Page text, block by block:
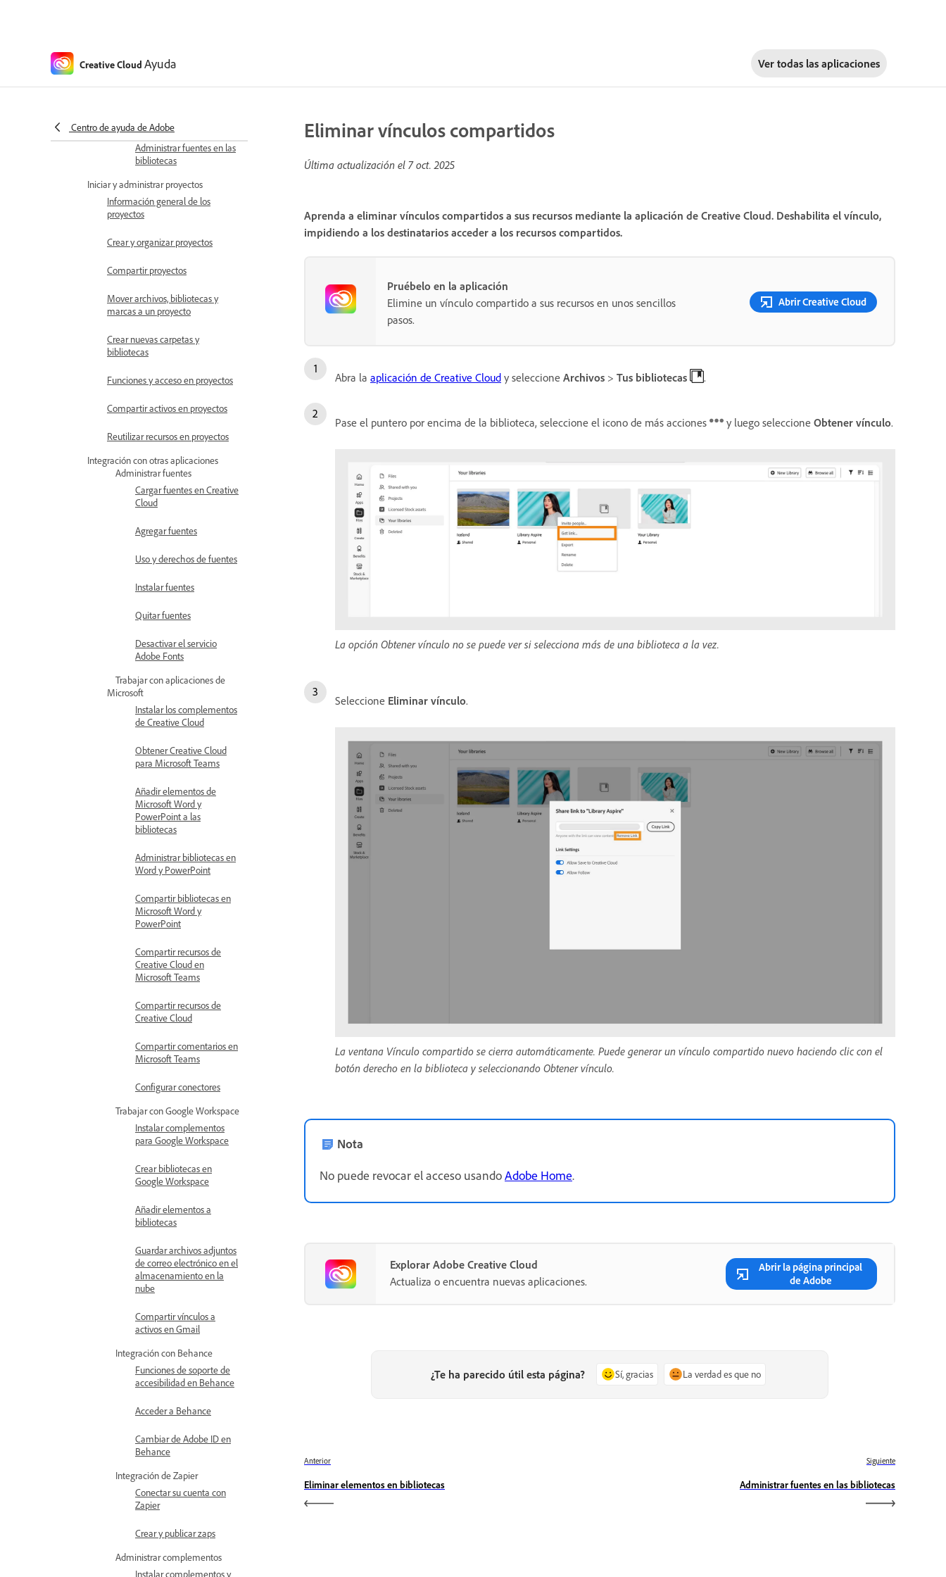
Creative Cloud Ayuda Ver todas las aplicaciones
Centro de ayuda de Adobe
Eliminar elementos en
Administrar fuentes en las
bibliotecas
Iniciar y administrar proyectos
Información general de los
proyectos
Crear y organizar proyectos
Compartir proyectos
Mover archivos, bibliotecas y
marcas a un proyecto
Crear nuevas carpetas y
bibliotecas
Funciones y acceso en proyectos
Compartir activos en proyectos
Reutilizar recursos en proyectos
Integración con otras aplicaciones
Administrar fuentes
Cargar fuentes en Creative
Cloud
Agregar fuentes
Uso y derechos de fuentes
Instalar fuentes
Quitar fuentes
Desactivar el servicio
Adobe Fonts
Trabajar con aplicaciones de
Microsoft
Instalar los complementos
de Creative Cloud
Obtener Creative Cloud
para Microsoft Teams
Añadir elementos de
Microsoft Word y
PowerPoint a las
bibliotecas
Administrar bibliotecas en
Word y PowerPoint
Compartir bibliotecas en
Microsoft Word y
PowerPoint
Compartir recursos de
Creative Cloud en
Microsoft Teams
Compartir recursos de
Creative Cloud
Compartir comentarios en
Microsoft Teams
Configurar conectores
Trabajar con Google Workspace
Instalar complementos
para Google Workspace
Crear bibliotecas en
Google Workspace
Añadir elementos a
bibliotecas
Guardar archivos adjuntos
de correo electrónico en el
almacenamiento en la
nube
Compartir vínculos a
activos en Gmail
Integración con Behance
Funciones de soporte de
accesibilidad en Behance
Acceder a Behance
Cambiar de Adobe ID en
Behance
Integración de Zapier
Conectar su cuenta con
Zapier
Crear y publicar zaps
Administrar complementos
Instalar complementos y
Eliminar vínculos compartidos
Última actualización el 7 oct. 2025
Aprenda a eliminar vínculos compartidos a sus recursos mediante la aplicación de Creative Cloud. Deshabilita el vínculo,
impidiendo a los destinatarios acceder a los recursos compartidos.
Pruébelo en la aplicación
Elimine un vínculo compartido a sus recursos en unos sencillos
pasos.
Abrir Creative Cloud
Abra la aplicación de Creative Cloud y seleccione Archivos > Tus bibliotecas .
Pase el puntero por encima de la biblioteca, seleccione el icono de más acciones y luego seleccione Obtener vínculo.
La opción Obtener vínculo no se puede ver si selecciona más de una biblioteca a la vez.
Seleccione Eliminar vínculo.
La ventana Vínculo compartido se cierra automáticamente. Puede generar un vínculo compartido nuevo haciendo clic con el
botón derecho en la biblioteca y seleccionando Obtener vínculo.
Nota
No puede revocar el acceso usandoAdobe Home.
Explorar Adobe Creative Cloud
Actualiza o encuentra nuevas aplicaciones.
Abrir la página principal
de Adobe
¿Te ha parecido útil esta página? Sí, gracias La verdad es que no
Anterior
Eliminar elementos en bibliotecas
Siguiente
Administrar fuentes en las bibliotecas